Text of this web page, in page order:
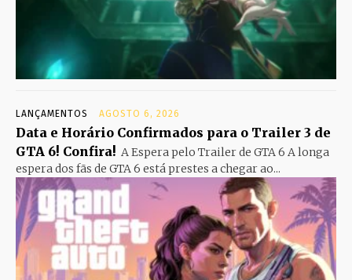
LANÇAMENTOS AGOSTO 6, 2026
Data e Horário Confirmados para o Trailer 3 de
GTA 6! Confira! A Espera pelo Trailer de GTA 6 A longa
espera dos fãs de GTA 6 está prestes a chegar ao...